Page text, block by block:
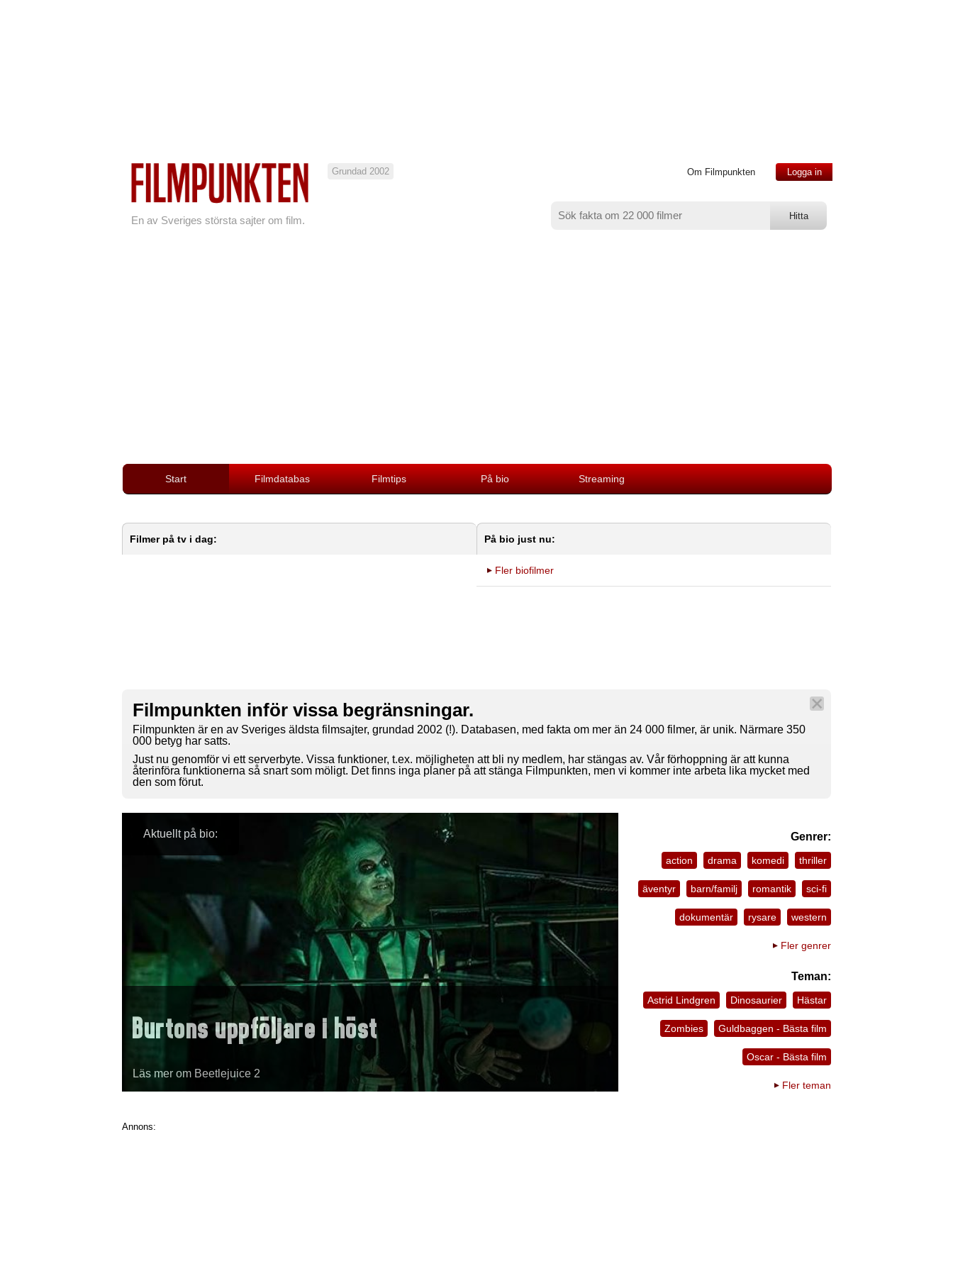
En av Sveriges största sajter om film.
Grundad 2002 Om Filmpunkten Logga in
Start Filmdatabas Filmtips På bio Streaming
Filmer på tv i dag: På bio just nu:
Fler biofilmer
Filmpunkten inför vissa begränsningar.
Filmpunkten är en av Sveriges äldsta filmsajter, grundad 2002 (!). Databasen, med fakta om mer än 24 000 filmer, är unik. Närmare 350
000 betyg har satts.
Just nu genomför vi ett serverbyte. Vissa funktioner, t.ex. möjligheten att bli ny medlem, har stängas av. Vår förhoppning är att kunna
återinföra funktionerna så snart som möligt. Det finns inga planer på att stänga Filmpunkten, men vi kommer inte arbeta lika mycket med
den som förut.
Aktuellt på bio:
Burtons uppföljare i höst
Läs mer om Beetlejuice 2
Genrer:
action drama komedi thriller
äventyr barn/familj romantik sci-fi
dokumentär rysare western
Fler genrer
Teman:
Astrid Lindgren Dinosaurier Hästar
Zombies Guldbaggen - Bästa film
Oscar - Bästa film
Fler teman
Annons: